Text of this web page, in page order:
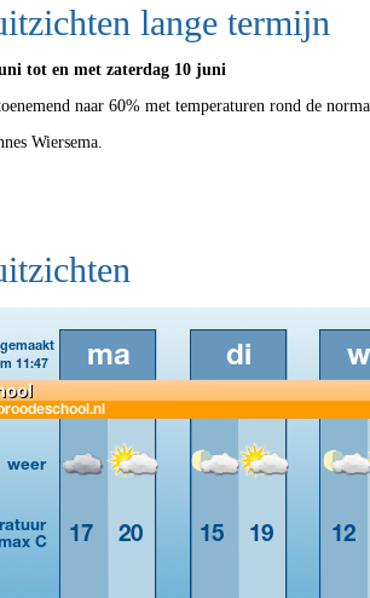
lange termijn
tot en met zaterdag 10 juni
naar 60% met temperaturen rond de